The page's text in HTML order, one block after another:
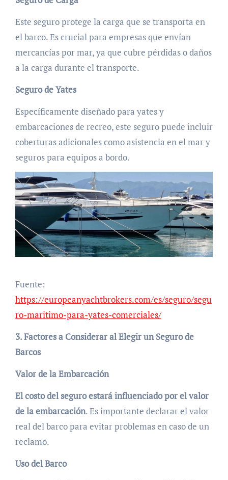
Este seguro protege la carga que se transporta en
el barco. Es crucial para empresas que envían
mercancías por mar, ya que cubre pérdidas o daños
a la carga durante el transporte.
Seguro de Yates
Específicamente diseñado para yates y
embarcaciones de recreo, este seguro puede incluir
coberturas adicionales como asistencia en el mar y
seguros para equipos a bordo.
Fuente:
https://europeanyachtbrokers.com/es/seguro/segu
ro-maritimo-para-yates-comerciales/
3. Factores a Considerar al Elegir un Seguro de
Barcos
Valor de la Embarcación
El costo del seguro estará influenciado por el valor
de la embarcación. Es importante declarar el valor
real del barco para evitar problemas en caso de un
reclamo.
Uso del Barco